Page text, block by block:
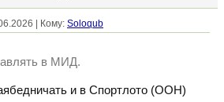
| Кому: Soloqub
в МИД.
и в Спортлото (ООН)